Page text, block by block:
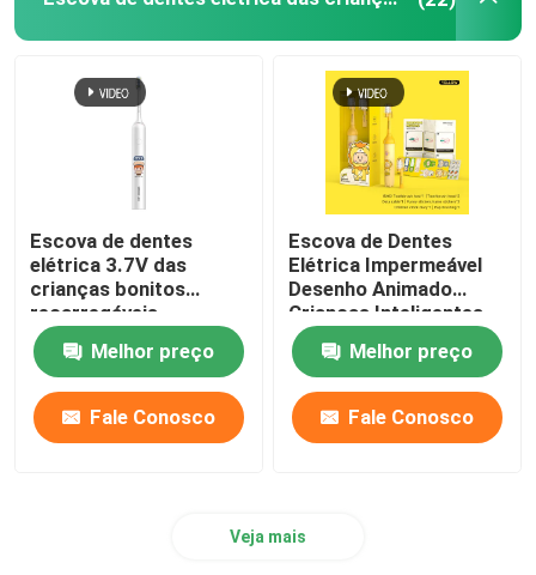
Escova de dentes
elétrica 3.7V das
crianças bonitos
recarregáveis
impermeável com 4
modosMelhor preço
Fale Conosco
Escova de Dentes
Elétrica Impermeável
Desenho Animado
Crianças Inteligentes
Escova de Dentes
Automática Escova de
Dentes
Melhor preço
Fale Conosco
Veja mais